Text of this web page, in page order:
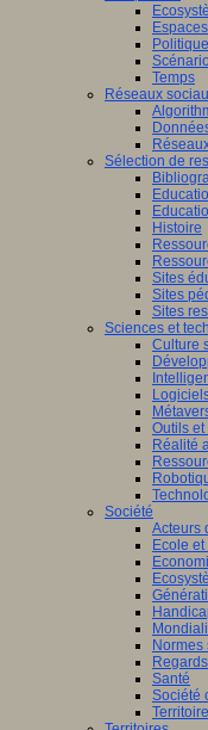
Espaces
Temps
Réseaux
Sélection de
Histoire
Sites
Sites
Sites
Sciences et
Culture
Outils
Réalité
Société
Acteurs
Ecole
Santé
Société